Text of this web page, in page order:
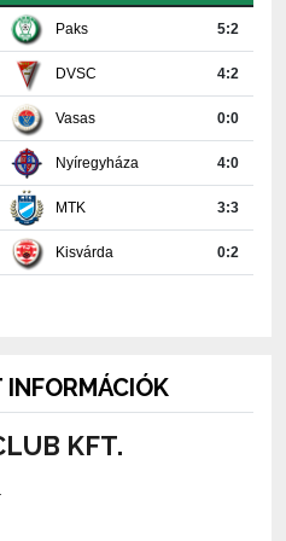
DVSC 4:2
Vasas 0:0
Nyíregyháza 4:0
MTK 3:3
Kisvárda 0:2
KFT.